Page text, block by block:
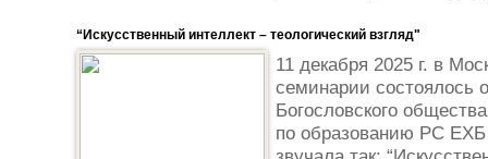
“Искусственный интеллект – теологический взгляд"
11 декабря 2025 г. в
семинарии состоялось
Богословского
по образованию РС